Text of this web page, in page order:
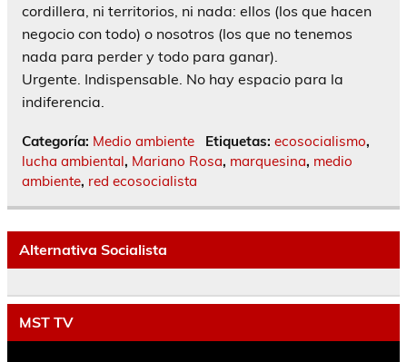
cordillera, ni territorios, ni nada: ellos (los que hacen
negocio con todo) o nosotros (los que no tenemos
nada para perder y todo para ganar).
Urgente. Indispensable. No hay espacio para la
indiferencia.
Categoría: Medio ambiente Etiquetas: ecosocialismo,
lucha ambiental, Mariano Rosa, marquesina, medio
ambiente, red ecosocialista
Alternativa Socialista
MST TV